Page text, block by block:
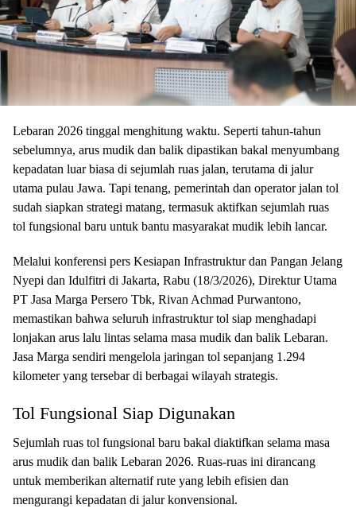
Lebaran 2026 tinggal menghitung waktu. Seperti tahun-tahun
sebelumnya, arus mudik dan balik dipastikan bakal menyumbang
kepadatan luar biasa di sejumlah ruas jalan, terutama di jalur
utama pulau Jawa. Tapi tenang, pemerintah dan operator jalan tol
sudah siapkan strategi matang, termasuk aktifkan sejumlah ruas
tol fungsional baru untuk bantu masyarakat mudik lebih lancar.
Melalui konferensi pers Kesiapan Infrastruktur dan Pangan Jelang
Nyepi dan Idulfitri di Jakarta, Rabu (18/3/2026), Direktur Utama
PT Jasa Marga Persero Tbk, Rivan Achmad Purwantono,
memastikan bahwa seluruh infrastruktur tol siap menghadapi
lonjakan arus lalu lintas selama masa mudik dan balik Lebaran.
Jasa Marga sendiri mengelola jaringan tol sepanjang 1.294
kilometer yang tersebar di berbagai wilayah strategis.
Tol Fungsional Siap Digunakan
Sejumlah ruas tol fungsional baru bakal diaktifkan selama masa
arus mudik dan balik Lebaran 2026. Ruas-ruas ini dirancang
untuk memberikan alternatif rute yang lebih efisien dan
mengurangi kepadatan di jalur konvensional.